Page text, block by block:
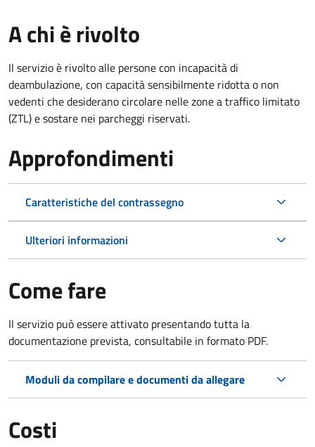
A chi è rivolto
Il servizio è rivolto alle persone con incapacità di
deambulazione, con capacità sensibilmente ridotta o non
vedenti che desiderano circolare nelle zone a traffico limitato
(ZTL) e sostare nei parcheggi riservati.
Approfondimenti
Caratteristiche del contrassegno
Ulteriori informazioni
Come fare
Il servizio può essere attivato presentando tutta la
documentazione prevista, consultabile in formato PDF.
Moduli da compilare e documenti da allegare
Costi